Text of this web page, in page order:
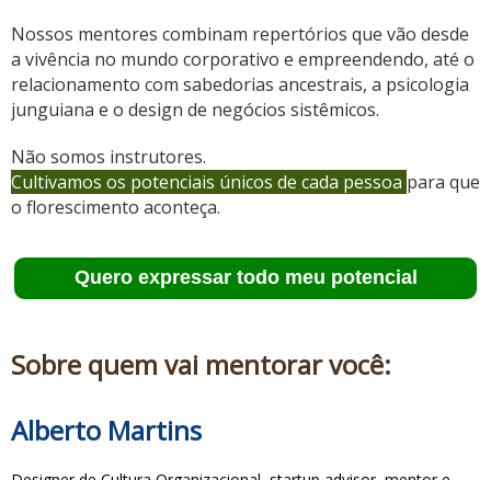
Nossos mentores combinam repertórios que vão desde
a vivência no mundo corporativo e empreendendo, até o
relacionamento com sabedorias ancestrais, a psicologia
junguiana e o design de negócios sistêmicos.
Não somos instrutores.
Cultivamos os potenciais únicos de cada pessoa para que
o florescimento aconteça.
Quero expressar todo meu potencial
Sobre quem vai mentorar você:
Alberto Martins